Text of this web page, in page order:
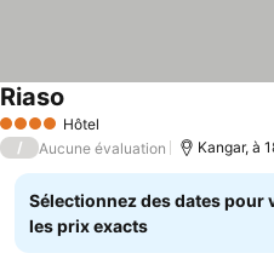
4 Étoiles Hôtel
Riaso
/ Aucune évaluation Kangar, à
Sélectionnez des dates pour
les prix exacts